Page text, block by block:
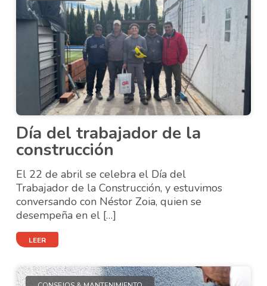
Día del trabajador de la
construcción
El 22 de abril se celebra el Día del
Trabajador de la Construcción, y estuvimos
conversando con Néstor Zoia, quien se
desempeña en el […]
LEER